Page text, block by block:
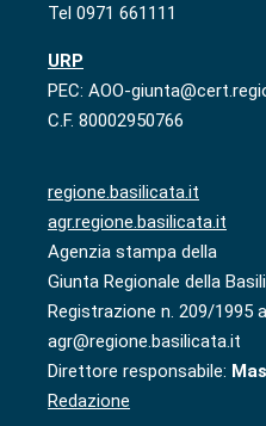
Tel 0971 661111
URP
PEC: AOO-
C.F. 80002950766
regione.basilicata.it
agr.regione.basilicata.it
Agenzia stampa della
Giunta Regionale della
Registrazione n. 209/1995
agr@regione.basilicata.it
Direttore responsabile:
Redazione